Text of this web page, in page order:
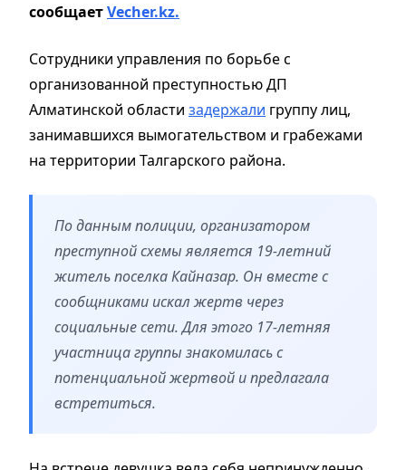
сообщаетVecher.kz.
Сотрудники управления по борьбе с
организованной преступностью ДП
Алматинской области задержали группу лиц,
занимавшихся вымогательством и грабежами
на территории Талгарского района.
По данным полиции, организатором
преступной схемы является 19-летний
житель поселка Кайназар. Он вместе с
сообщниками искал жертв через
социальные сети. Для этого 17-летняя
участница группы знакомилась с
потенциальной жертвой и предлагала
встретиться.